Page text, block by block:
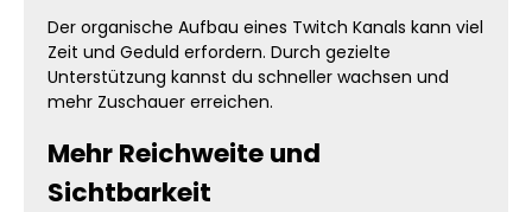
Der organische Aufbau eines Twitch Kanals kann viel
Zeit und Geduld erfordern. Durch gezielte
Unterstützung kannst du schneller wachsen und
mehr Zuschauer erreichen.
Mehr Reichweite und
Sichtbarkeit